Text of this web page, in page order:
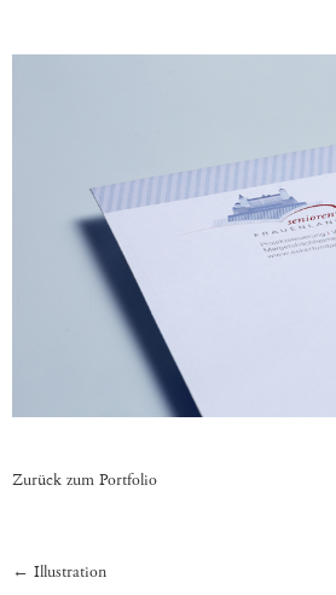
Zurück zum Portfolio
← Illustration